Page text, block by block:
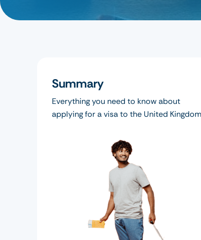
Summary
Everything you need to know about
applying for a visa to the United